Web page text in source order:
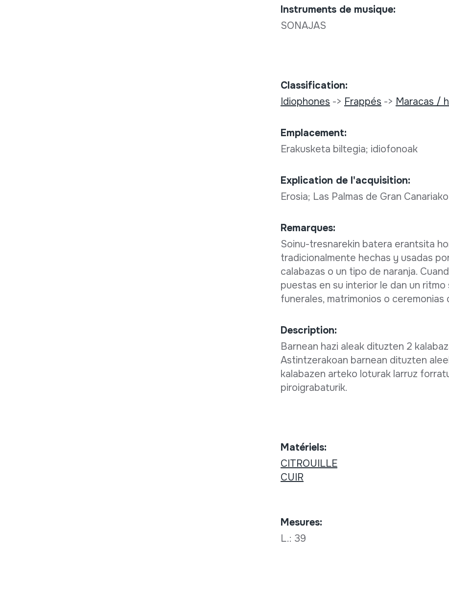
Instruments de musique:
SONAJAS
Classification:
Idiophones -> Frappés -> Maracas /
Emplacement:
Erakusketa biltegia; idiofonoak
Explication de l'acquisition:
Erosia; Las Palmas de Gran
Remarques:
Soinu-tresnarekin batera erantsita
tradicionalmente hechas y usadas
calabazas o un tipo de naranja.
puestas en su interior le dan un
funerales, matrimonios o ceremonias
Description:
Barnean hazi aleak dituzten 2
Astintzerakoan barnean dituzten
kalabazen arteko loturak larruz
piroigrabaturik.
Matériels:
CITROUILLE
CUIR
Mesures:
L.: 39